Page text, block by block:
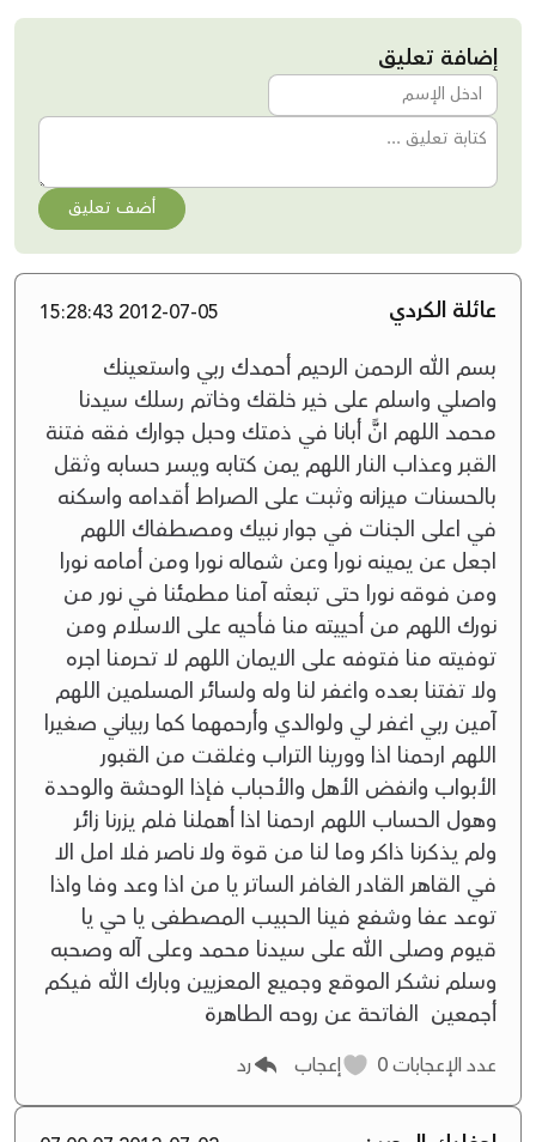
إضافة تعليق
أضف تعليق
عائلة الكردي 2012-07-05 15:28:43
بسم الله الرحمن الرحيم أحمدك ربي واستعينك
واصلي واسلم على خير خلقك وخاتم رسلك سيدنا
محمد اللهم انًّ أبانا في ذمتك وحبل جوارك فقه فتنة
القبر وعذاب النار اللهم يمن كتابه ويسر حسابه وثقل
بالحسنات ميزانه وثبت على الصراط أقدامه واسكنه
في اعلى الجنات في جوار نبيك ومصطفاك اللهم
اجعل عن يمينه نورا وعن شماله نورا ومن أمامه نورا
ومن فوقه نورا حتى تبعثه آمنا مطمئنا في نور من
نورك اللهم من أحييته منا فأحيه على الاسلام ومن
توفيته منا فتوفه على الايمان اللهم لا تحرمنا اجره
ولا تفتنا بعده واغفر لنا وله ولسائر المسلمين اللهم
آمين ربي اغفر لي ولوالدي وأرحمهما كما ربياني صغيرا
اللهم ارحمنا اذا وورينا التراب وغلقت من القبور
الأبواب وانفض الأهل والأحباب فإذا الوحشة والوحدة
وهول الحساب اللهم ارحمنا اذا أهملنا فلم يزرنا زائر
ولم يذكرنا ذاكر وما لنا من قوة ولا ناصر فلا امل الا
في القاهر القادر الغافر الساتر يا من اذا وعد وفا واذا
توعد عفا وشفع فينا الحبيب المصطفى يا حي يا
قيوم وصلى الله على سيدنا محمد وعلى آله وصحبه
وسلم نشكر الموقع وجميع المعزيين وبارك الله فيكم
أجمعين الفاتحة عن روحه الطاهرة
عدد الإعجابات إعجاب رد